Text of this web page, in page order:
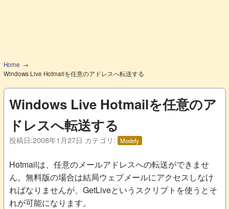
Home
Windows Live Hotmailを任意のアドレスへ転送する
Windows Live Hotmailを任意のア
ドレスへ転送する
投稿日:2008年1月27日 カテゴリ: Modefy
Hotmailは、任意のメールアドレスへの転送ができませ
ん。無料版の場合は結局ウェブメールにアクセスしなけ
ればなりませんが、GetLiveというスクリプトを使うとそ
れが可能になります。